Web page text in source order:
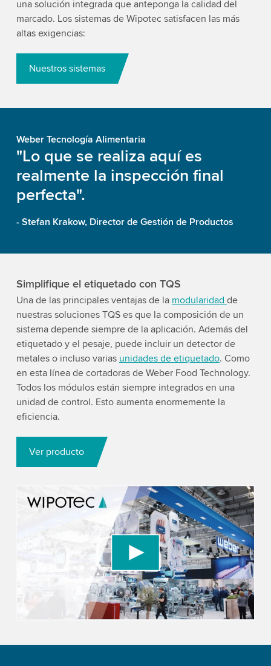
una solución integrada que anteponga la calidad del
marcado. Los sistemas de Wipotec satisfacen las más
altas exigencias:
Nuestros sistemas
Weber Tecnología Alimentaria
"Lo que se realiza aquí es
realmente la inspección final
perfecta".
- Stefan Krakow, Director de Gestión de Productos
Simplifique el etiquetado con TQS
Una de las principales ventajas de la modularidad de
nuestras soluciones TQS es que la composición de un
sistema depende siempre de la aplicación. Además del
etiquetado y el pesaje, puede incluir un detector de
metales o incluso varias unidades de etiquetado. Como
en esta línea de cortadoras de Weber Food Technology.
Todos los módulos están siempre integrados en una
unidad de control. Esto aumenta enormemente la
eficiencia.
Ver producto
We need your consent to load the YouTube
We use a third party service to embed video
content that may collect data about your activity.
Please review the details and accept the service
to watch this video.
More information